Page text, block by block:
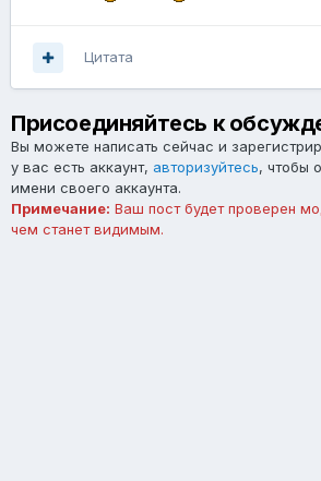
Цитата
Присоединяйтесь к
Вы можете написать сейчас и
у вас есть аккаунт, авторизуйтесь, чтобы
имени своего аккаунта.
Примечание: Ваш пост будет проверен
чем станет видимым.